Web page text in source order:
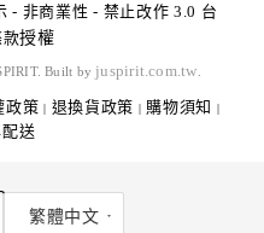
- 非商業性 - 禁止改作 3.0 台
款授權
Built by juspirit.com.tw
政策 | 退換貨政策 | 購物須知 |
送